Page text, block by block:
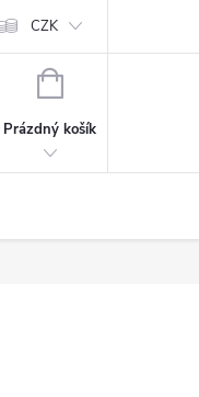
CZK
NÁKUPNÍ
Prázdný košík